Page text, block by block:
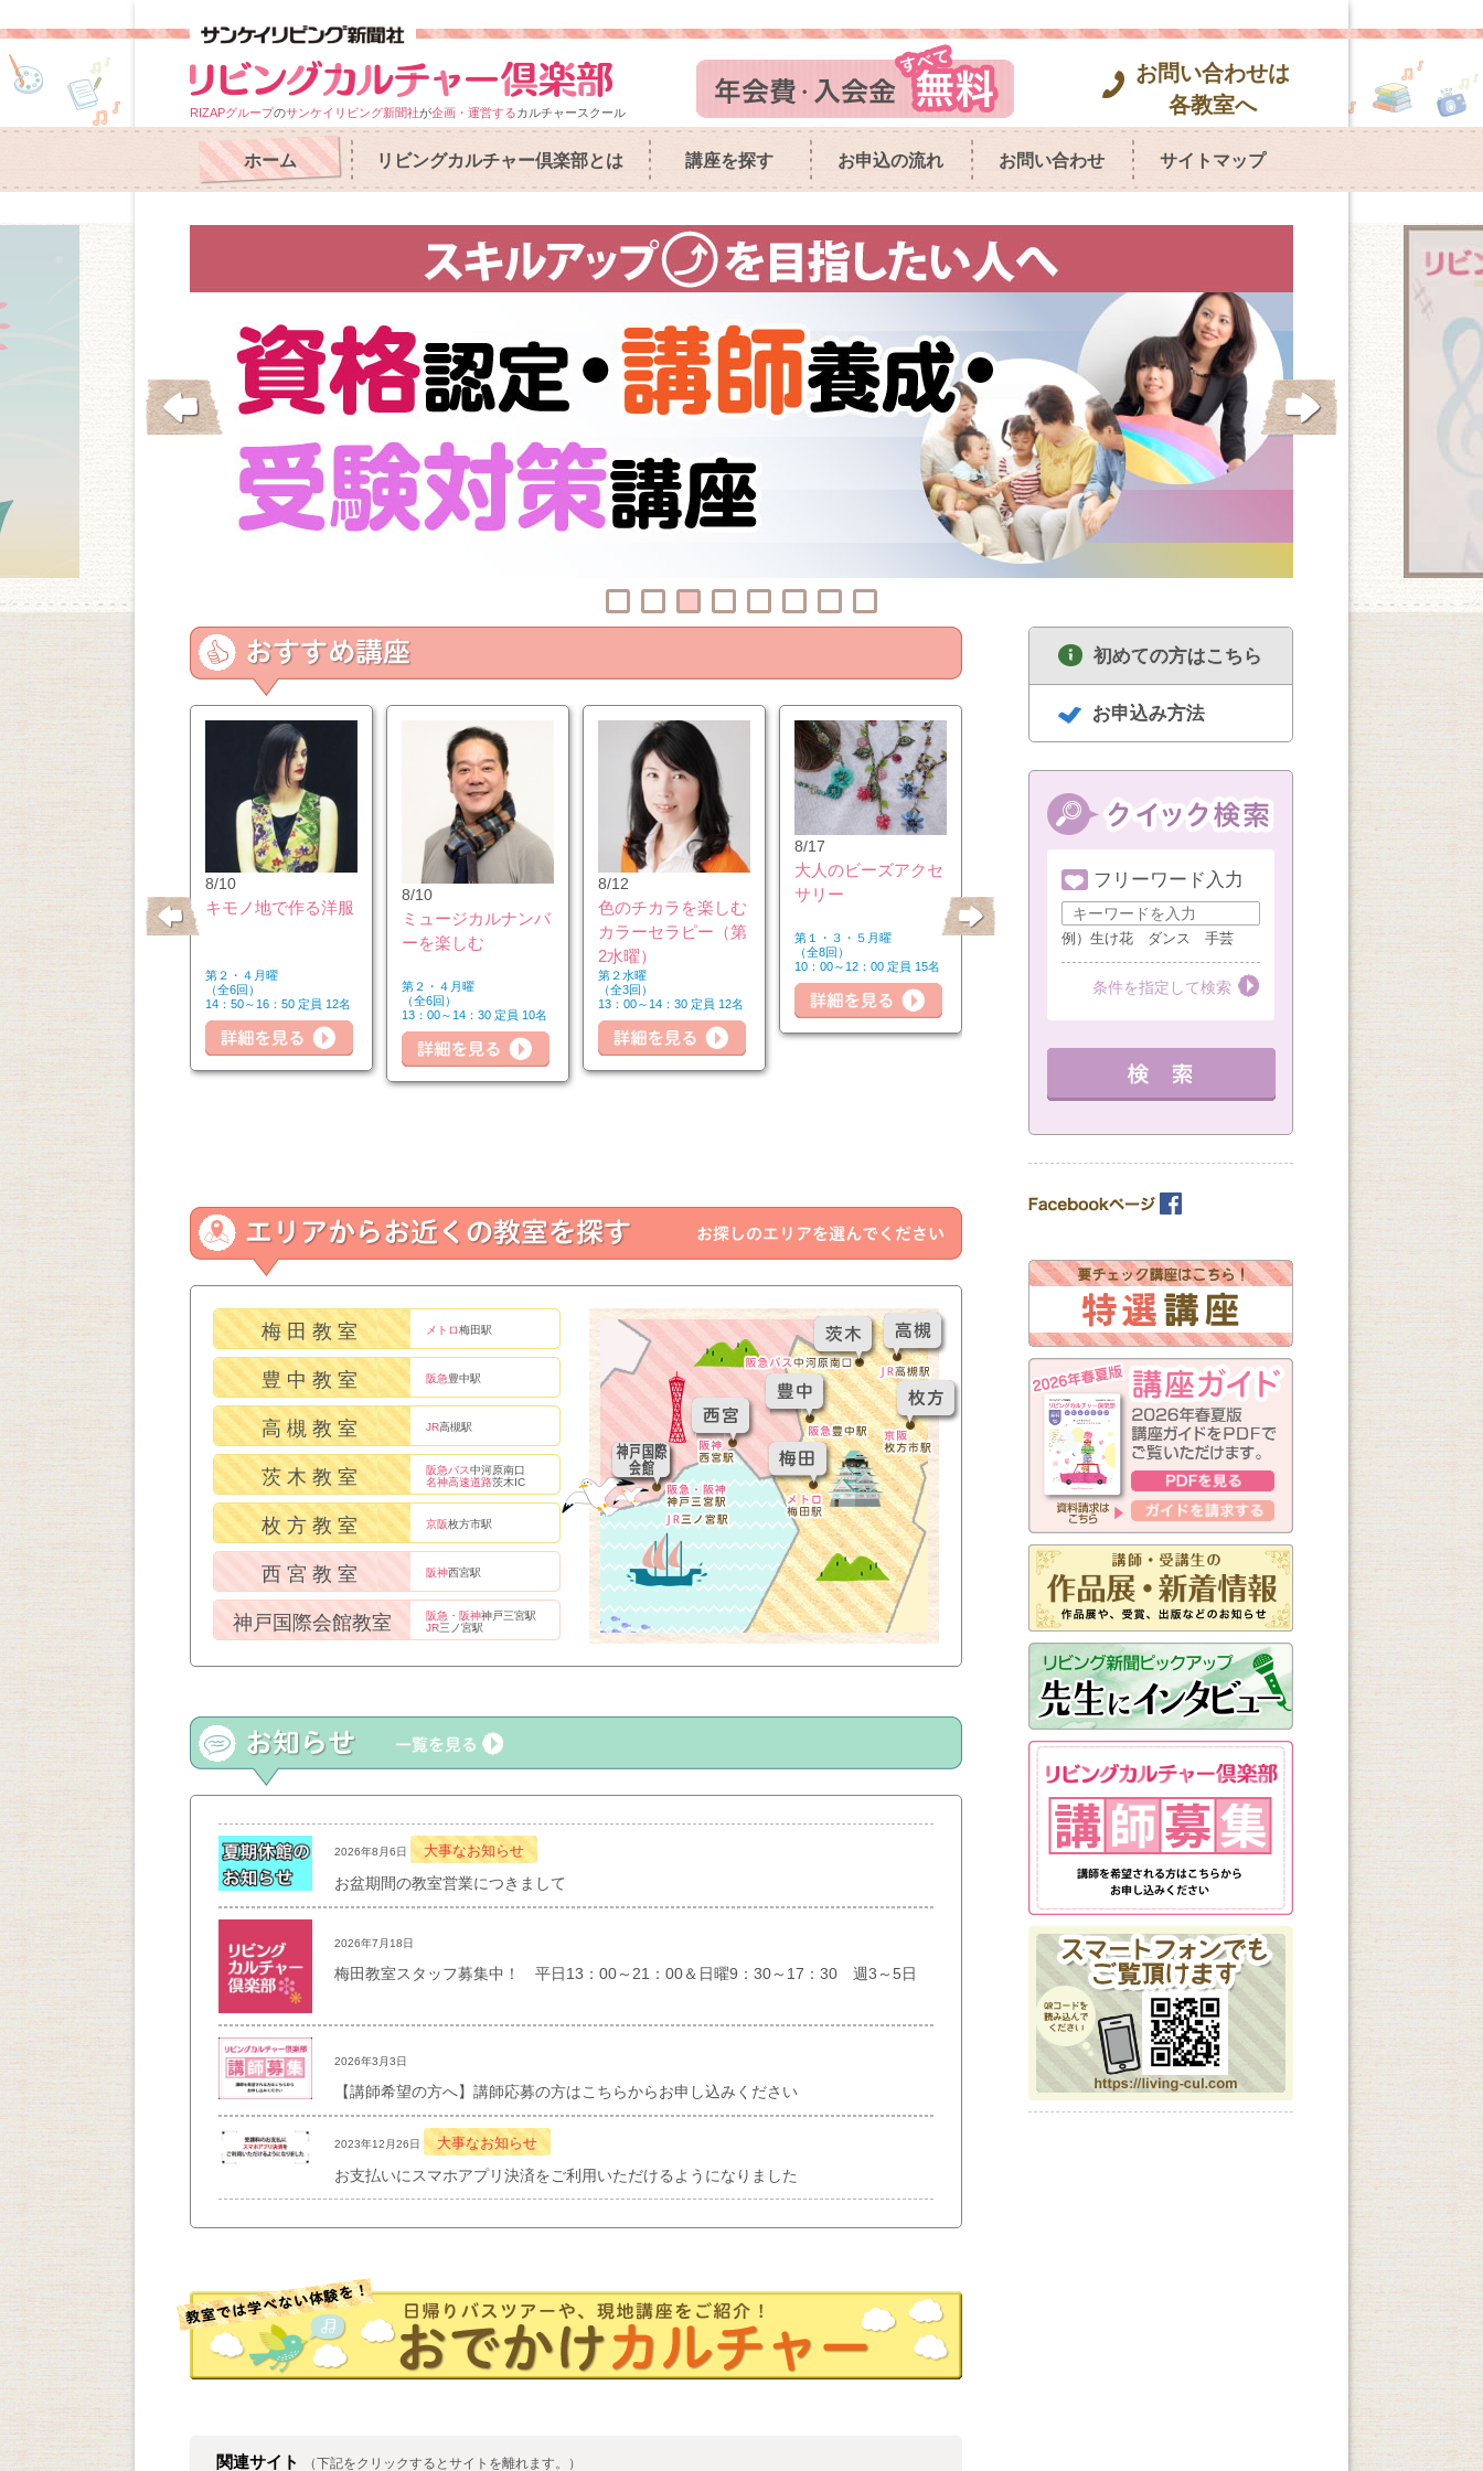
RIZAPグループのサンケイリビング新聞社が企画・運営するカルチャースクール
お問い合わせは
各教室へ
ホーム リビングカルチャー倶楽部とは 講座を探す お申込の流れ お問い合わせ サイトマップ
10/26
はじめてのウクレレ
第２・４月曜
（全6回）
14：50～16：20 定員 6名
8/10
キモノ地で作る洋服
第２・４月曜
（全6回）
14：50～16：50 定員 12名
8/10
ミュージカルナンバ
ーを楽しむ
第２・４月曜
（全6回）
13：00～14：30 定員 10名
8/12
色のチカラを楽しむ
カラーセラピー（第
2水曜）
第２水曜
（全3回）
13：00～14：30 定員 12名
8/17
大人のビーズアクセ
サリー
第１・３・５月曜
（全8回）
10：00～12：00 定員 15名
セルフリセットヨガ
女性限定（1・3・5
8/18
中高年のための囲碁
講座 経験者
（全1回）
8/19
ハンドメイ
第３水曜
（全3回）
12：30～14：30
見る 詳細を見る 詳細を見る 詳細を見る
詳細を見る 詳細を見る
梅田教室 メトロ梅田駅
豊中教室 阪急豊中駅
高槻教室 JR高槻駅
茨木教室 阪急バス中河原南口
名神高速道路茨木IC
枚方教室 京阪枚方市駅
西宮教室 阪神西宮駅
神戸国際会館教室 阪急・阪神神戸三宮駅
JR三ノ宮駅
2026年8月6日 大事なお知らせ
お盆期間の教室営業につきまして
2026年7月18日
梅田教室スタッフ募集中！ 平日13：00～21：00＆日曜9：30～17：30 週3～5日
2026年3月3日
【講師希望の方へ】講師応募の方はこちらからお申し込みください
2023年12月26日 大事なお知らせ
お支払いにスマホアプリ決済をご利用いただけるようになりました
関連サイト （下記をクリックするとサイトを離れます。）
初めての方はこちら
お申込み方法
フリーワード入力
例）生け花 ダンス 手芸
条件を指定して検索
教室を選ぶ
月 火 水
木
金
土 日
（※複数回答可）
開始時間の指定
午前の部
午後の部
夜の部
（※複数回答可）
新しく始まる講座
1日講座
体験講座
講座説明会